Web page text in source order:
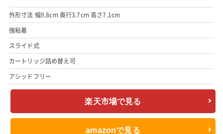
外形寸法 幅9.8cm 奥行3.7cm 高さ7.1cm
強粘着
スライド式
カートリッジ詰め替え可
アシッドフリー
楽天市場で見る
amazonで見る